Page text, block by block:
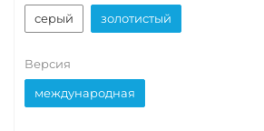
серый
золотистый
Версия
международная